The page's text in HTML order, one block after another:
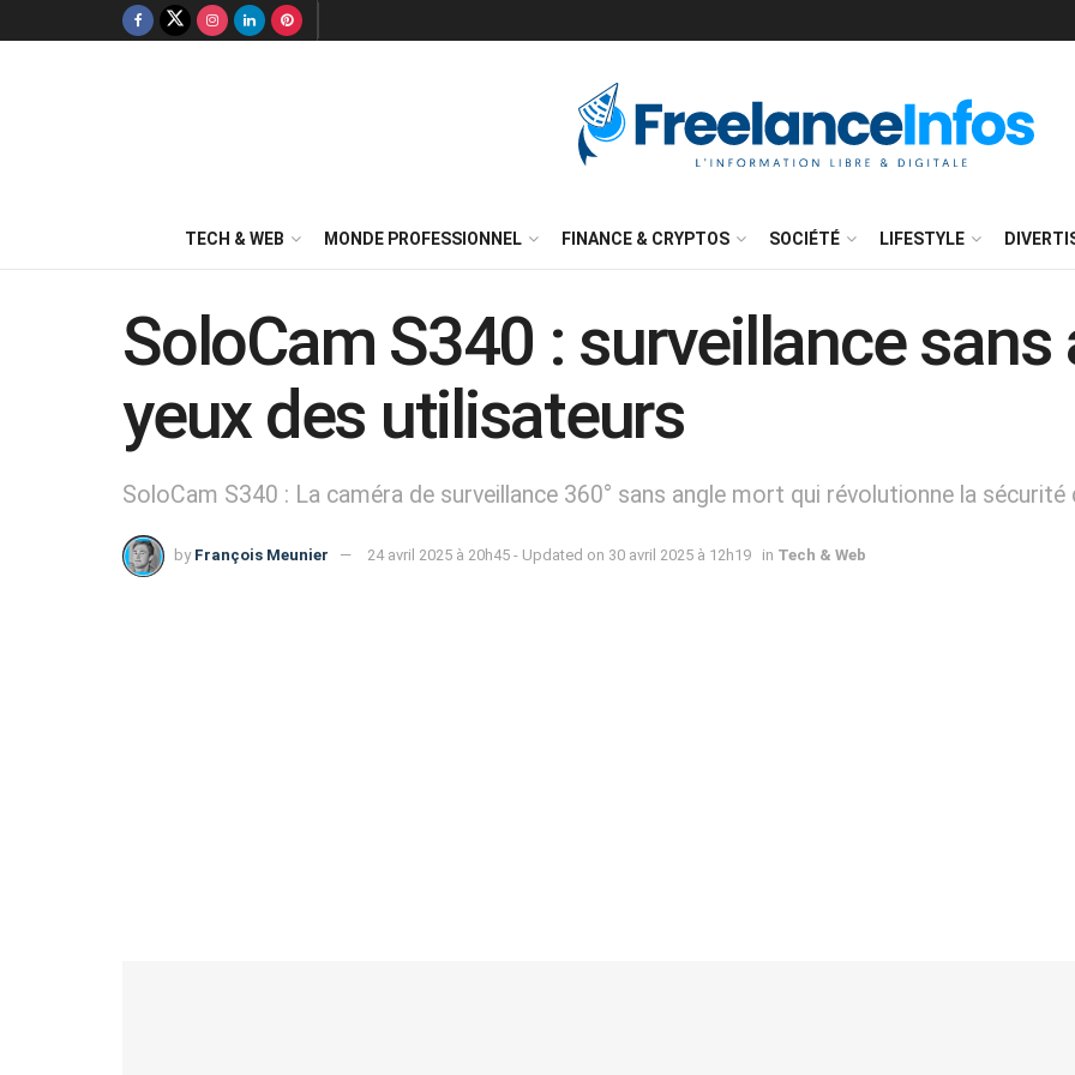
TECH & WEB MONDE PROFESSIONNEL FINANCE & CRYPTOS SOCIÉTÉ LIFESTYLE
SoloCam S340 : surveillance
yeux des utilisateurs
SoloCam S340 : La caméra de surveillance 360° sans angle mort qui révolutionne la
by François Meunier 24 avril 2025 à 20h45 - Updated on 30 avril 2025 à 12h19 in Tech & Web